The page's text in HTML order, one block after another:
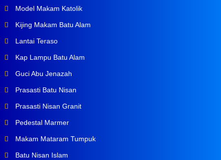
Model Makam Katolik
Kijing Makam Batu Alam
Lantai Teraso
Kap Lampu Batu Alam
Guci Abu Jenazah
Prasasti Batu Nisan
Prasasti Nisan Granit
Pedestal Marmer
Makam Mataram Tumpuk
Batu Nisan Islam